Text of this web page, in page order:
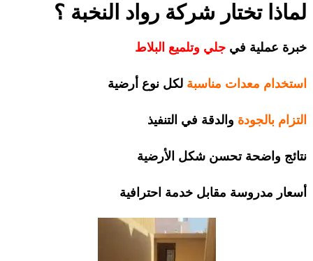
لماذا تختار شركة رواد النخبة ؟
خبرة عملية في جلي وتلميع البلاط
استخدام معدات مناسبة لكل نوع أرضية
التزام بالجودة والدقة في التنفيذ
نتائج واضحة تحسن شكل الأرضية
أسعار مدروسة مقابل خدمة احترافية